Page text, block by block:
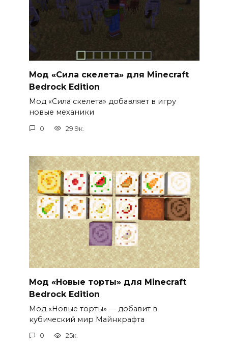
Мод «Сила скелета» для Minecraft
Bedrock Edition
Мод «Сила скелета» добавляет в игру
новые механики
0 29.9к.
Мод «Новые торты» для Minecraft
Bedrock Edition
Мод «Новые торты» — добавит в
кубический мир Майнкрафта
0 25к.